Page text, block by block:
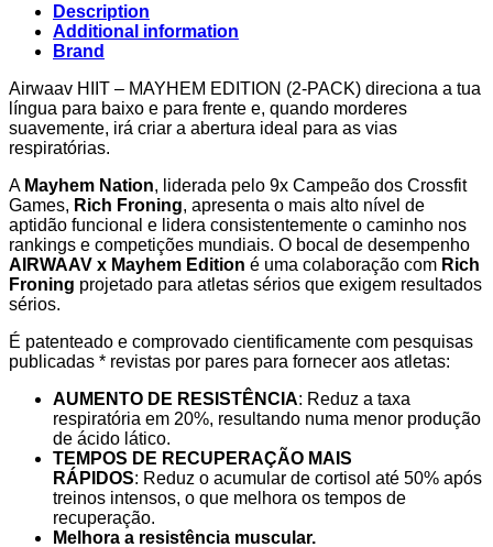
Description
Additional information
Brand
Airwaav HIIT – MAYHEM EDITION (2-PACK) direciona a tua
língua para baixo e para frente e, quando morderes
suavemente, irá criar a abertura ideal para as vias
respiratórias.
A Mayhem Nation, liderada pelo 9x Campeão dos Crossfit
Games, Rich Froning, apresenta o mais alto nível de
aptidão funcional e lidera consistentemente o caminho nos
rankings e competições mundiais. O bocal de desempenho
AIRWAAV x Mayhem Edition é uma colaboração com Rich
Froning projetado para atletas sérios que exigem resultados
sérios.
É patenteado e comprovado cientificamente com pesquisas
publicadas * revistas por pares para fornecer aos atletas:
AUMENTO DE RESISTÊNCIA: Reduz a taxa
respiratória em 20%, resultando numa menor produção
de ácido lático.
TEMPOS DE RECUPERAÇÃO MAIS
RÁPIDOS: Reduz o acumular de cortisol até 50% após
treinos intensos, o que melhora os tempos de
recuperação.
Melhora a resistência muscular.